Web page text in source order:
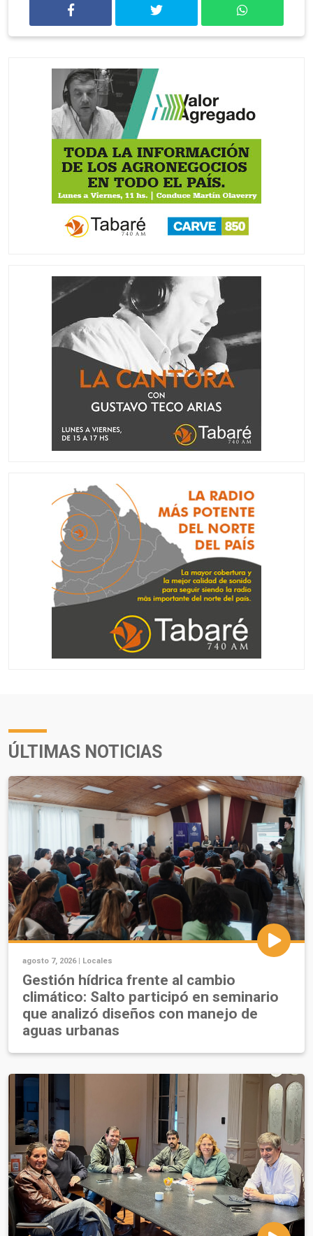
ÚLTIMAS NOTICIAS
agosto 7, 2026 | Locales
Gestión hídrica frente al cambio
climático: Salto participó en seminario
que analizó diseños con manejo de
aguas urbanas